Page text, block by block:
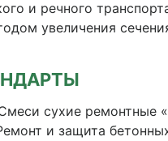
и речного
увеличения
сухие
и защита